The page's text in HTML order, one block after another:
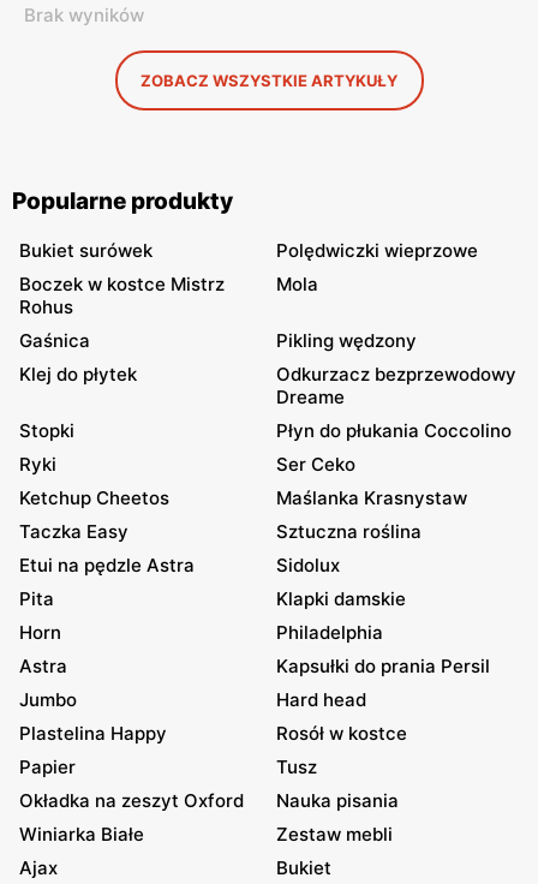
Brak wyników
ZOBACZ WSZYSTKIE ARTYKUŁY
Popularne produkty
Bukiet surówek
Polędwiczki wieprzowe
Boczek w kostce Mistrz
Rohus
Mola
Gaśnica
Pikling wędzony
Klej do płytek
Odkurzacz bezprzewodowy
Dreame
Stopki
Płyn do płukania Coccolino
Ryki
Ser Ceko
Ketchup Cheetos
Maślanka Krasnystaw
Taczka Easy
Sztuczna roślina
Etui na pędzle Astra
Sidolux
Pita
Klapki damskie
Horn
Philadelphia
Astra
Kapsułki do prania Persil
Jumbo
Hard head
Plastelina Happy
Rosół w kostce
Papier
Tusz
Okładka na zeszyt Oxford
Nauka pisania
Winiarka Białe
Zestaw mebli
Ajax
Bukiet